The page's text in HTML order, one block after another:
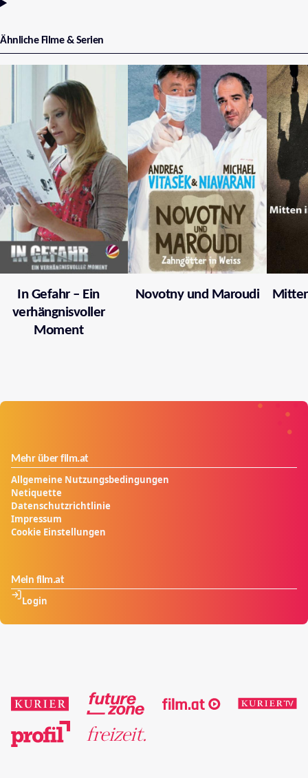
Ähnliche Filme & Serien
In Gefahr – Ein
verhängnisvoller
Moment
Novotny und Maroudi
Mehr über film.at
Allgemeine Nutzungsbedingungen
Netiquette
Datenschutzrichtlinie
Impressum
Cookie Einstellungen
Mein film.at
Login